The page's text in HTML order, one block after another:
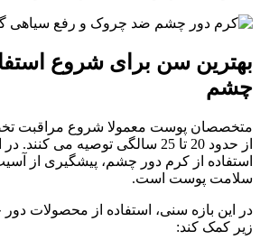
بهترین سن برای شروع
چشم
متخصصان پوست معمولا شروع مراقبت
از حدود 20 تا 25 سالگی توصیه می
استفاده از کرم دور چشم، پیشگیری از
سلامت پوست است.
در این بازه سنی، استفاده از محصولات
زیر کمک کند: